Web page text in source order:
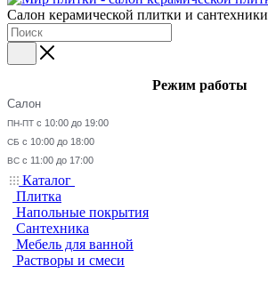
Салон керамической плитки и сантехники
Режим работы
Салон
ПН-ПТ с 10:00 до 19:00
СБ с 10:00 до 18:00
ВС с 11:00 до 17:00
Каталог
Плитка
Напольные покрытия
Сантехника
Мебель для ванной
Растворы и смеси